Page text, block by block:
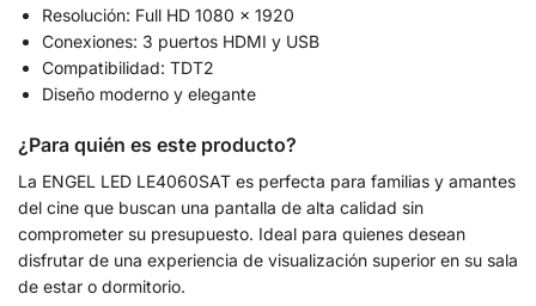
Resolución: Full HD 1080 x 1920
Conexiones: 3 puertos HDMI y USB
Compatibilidad: TDT2
Diseño moderno y elegante
¿Para quién es este producto?
La ENGEL LED LE4060SAT es perfecta para familias y amantes
del cine que buscan una pantalla de alta calidad sin
comprometer su presupuesto. Ideal para quienes desean
disfrutar de una experiencia de visualización superior en su sala
de estar o dormitorio.